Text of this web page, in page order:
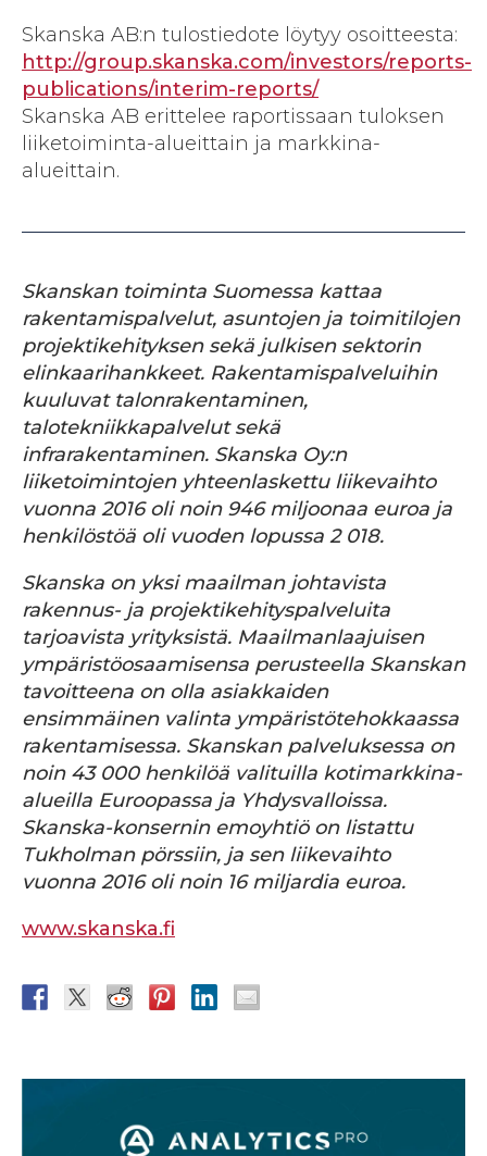
Skanska AB:n tulostiedote löytyy osoitteesta:
http://group.skanska.com/investors/reports-
publications/interim-reports/
Skanska AB erittelee raportissaan tuloksen
liiketoiminta-alueittain ja markkina-
alueittain.
Skanskan toiminta Suomessa kattaa
rakentamispalvelut, asuntojen ja toimitilojen
projektikehityksen sekä julkisen sektorin
elinkaarihankkeet. Rakentamispalveluihin
kuuluvat talonrakentaminen,
talotekniikkapalvelut sekä
infrarakentaminen. Skanska Oy:n
liiketoimintojen yhteenlaskettu liikevaihto
vuonna 2016 oli noin 946 miljoonaa euroa ja
henkilöstöä oli vuoden lopussa 2 018.
Skanska on yksi maailman johtavista
rakennus- ja projektikehityspalveluita
tarjoavista yrityksistä. Maailmanlaajuisen
ympäristöosaamisensa perusteella Skanskan
tavoitteena on olla asiakkaiden
ensimmäinen valinta ympäristötehokkaassa
rakentamisessa. Skanskan palveluksessa on
noin 43 000 henkilöä valituilla kotimarkkina-
alueilla Euroopassa ja Yhdysvalloissa.
Skanska-konsernin emoyhtiö on listattu
Tukholman pörssiin, ja sen liikevaihto
vuonna 2016 oli noin 16 miljardia euroa.
www.skanska.fi